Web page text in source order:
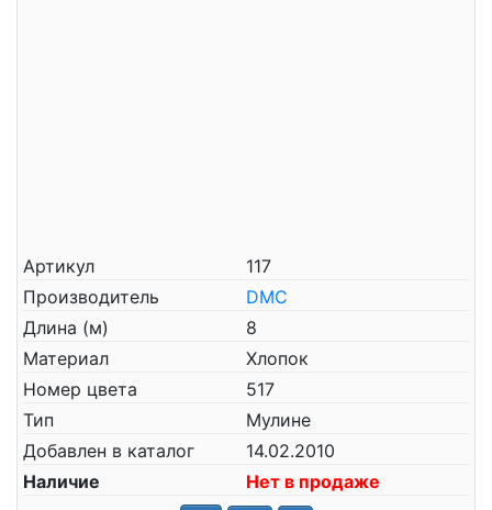
Артикул
117
Производитель
DMC
Длина (м)
8
Материал
Хлопок
Номер цвета
517
Тип
Мулине
Добавлен в каталог
14.02.2010
Наличие
Нет в продаже